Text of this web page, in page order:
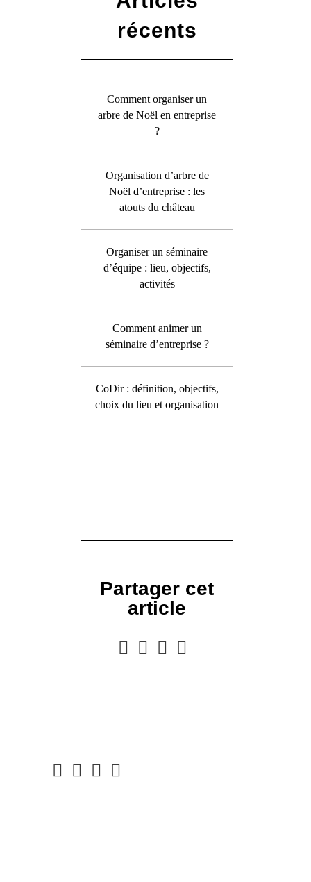
récents
Comment organiser un
arbre de Noël en entreprise
?
Organisation d’arbre de
Noël d’entreprise : les
atouts du château
Organiser un séminaire
d’équipe : lieu, objectifs,
activités
Comment animer un
séminaire d’entreprise ?
CoDir : définition, objectifs,
choix du lieu et organisation
Partager cet
article